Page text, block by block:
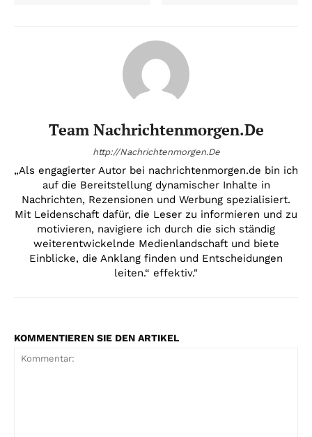
Team Nachrichtenmorgen.de
http://Nachrichtenmorgen.De
„Als engagierter Autor bei nachrichtenmorgen.de bin ich
auf die Bereitstellung dynamischer Inhalte in
Nachrichten, Rezensionen und Werbung spezialisiert.
Mit Leidenschaft dafür, die Leser zu informieren und zu
motivieren, navigiere ich durch die sich ständig
weiterentwickelnde Medienlandschaft und biete
Einblicke, die Anklang finden und Entscheidungen
leiten.“ effektiv."
KOMMENTIEREN SIE DEN ARTIKEL